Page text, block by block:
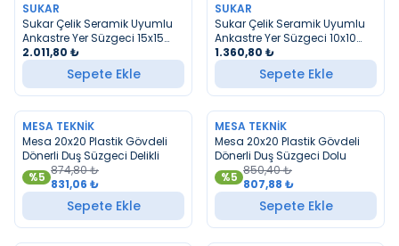
YENI
SUKAR
Sukar Çelik Seramik Uyumlu
Ankastre Yer Süzgeci 15x15
cm
2.011,80 ₺
Sepete Ekle
YENI
SUKAR
Sukar Çelik Seramik Uyumlu
Ankastre Yer Süzgeci 10x10
cm
1.360,80 ₺
Sepete Ekle
YENI
MESA TEKNIK
Mesa 20x20 Plastik Gövdeli
Dönerli Duş Süzgeci Delikli
%5 874,80₺
831,06 ₺
Sepete Ekle
YENI
MESA TEKNIK
Mesa 20x20 Plastik Gövdeli
Dönerli Duş Süzgeci Dolu
%5 850,40₺
807,88 ₺
Sepete Ekle